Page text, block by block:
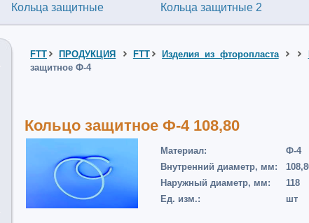
Кольца защитные Кольца защитные 2
FTT ПРОДУКЦИЯ FTT Изделия из фторопласта
защитное Ф-4
Кольцо защитное Ф-4 108,80
Материал:
Ф-4
Внутренний диаметр, мм:
Наружный диаметр, мм:
118
Ед. изм.:
шт